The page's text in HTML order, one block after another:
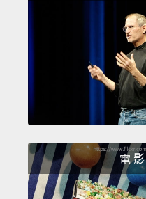
電 影